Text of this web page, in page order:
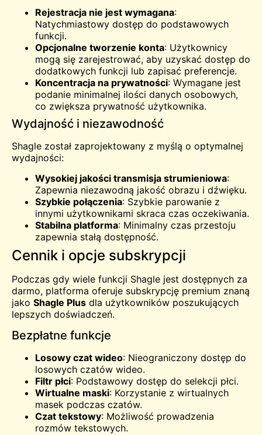
Rejestracja nie jest wymagana:
Natychmiastowy dostęp do podstawowych
funkcji.
Opcjonalne tworzenie konta: Użytkownicy
mogą się zarejestrować, aby uzyskać dostęp do
dodatkowych funkcji lub zapisać preferencje.
Koncentracja na prywatności: Wymagane jest
podanie minimalnej ilości danych osobowych,
co zwiększa prywatność użytkownika.
Wydajność i niezawodność
Shagle został zaprojektowany z myślą o optymalnej
wydajności:
Wysokiej jakości transmisja strumieniowa:
Zapewnia niezawodną jakość obrazu i dźwięku.
Szybkie połączenia: Szybkie parowanie z
innymi użytkownikami skraca czas oczekiwania.
Stabilna platforma: Minimalny czas przestoju
zapewnia stałą dostępność.
Cennik i opcje subskrypcji
Podczas gdy wiele funkcji Shagle jest dostępnych za
darmo, platforma oferuje subskrypcję premium znaną
jako Shagle Plus dla użytkowników poszukujących
lepszych doświadczeń.
Bezpłatne funkcje
Losowy czat wideo: Nieograniczony dostęp do
losowych czatów wideo.
Filtr płci: Podstawowy dostęp do selekcji płci.
Wirtualne maski: Korzystanie z wirtualnych
masek podczas czatów.
Czat tekstowy: Możliwość prowadzenia
rozmów tekstowych.